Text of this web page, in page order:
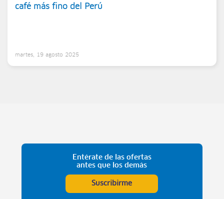
café más fino del Perú
martes, 19 agosto 2025
Entérate de las ofertas
antes que los demás
Suscribirme